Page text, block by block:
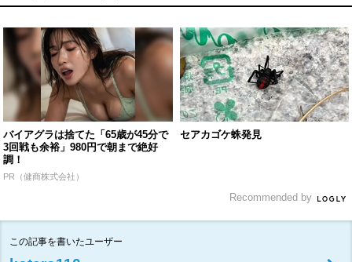
バイアグラは捨てた「65歳が45分で
3回戦も余裕」980円で朝まで絶好
調！
PR（健商株式会社）
セアカゴケ蛛発見
Recommended by
この記事を書いたユーザー